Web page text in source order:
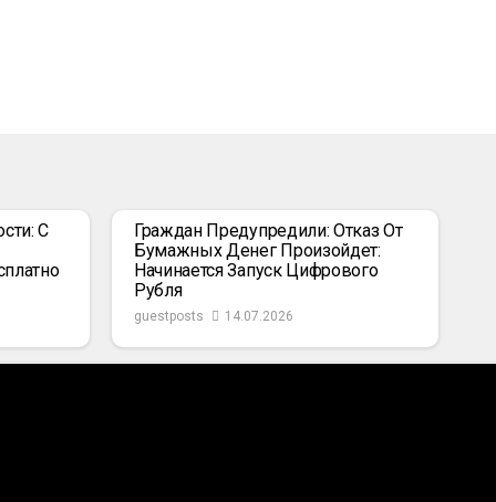
С
Граждан Предупредили: Отказ От
Бумажных Денег Произойдет:
Начинается Запуск Цифрового
Рубля
guestposts 14.07.2026